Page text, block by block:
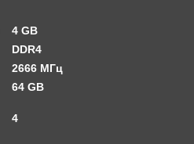
4 GB
DDR4
2666 МГц
64 GB
4